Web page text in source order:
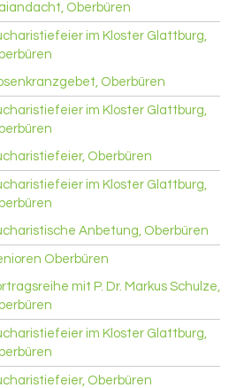
Oberbüren
im Kloster Glattburg,
Oberbüren
im Kloster Glattburg,
Oberbüren
im Kloster Glattburg,
Anbetung, Oberbüren
Oberbüren
mit P. Dr. Markus Schulze,
im Kloster Glattburg,
Oberbüren